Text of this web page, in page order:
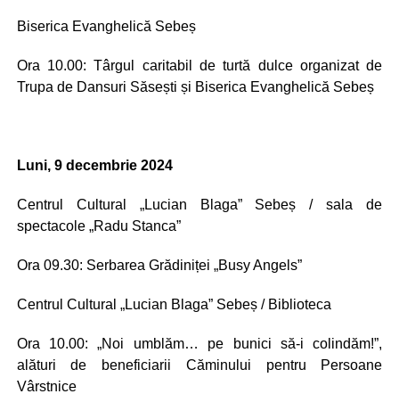
Biserica Evanghelică Sebeș
Ora 10.00: Târgul caritabil de turtă dulce organizat de
Trupa de Dansuri Săsești și Biserica Evanghelică Sebeș
Luni, 9 decembrie 2024
Centrul Cultural „Lucian Blaga” Sebeș / sala de
spectacole „Radu Stanca”
Ora 09.30: Serbarea Grădiniței „Busy Angels”
Centrul Cultural „Lucian Blaga” Sebeș / Biblioteca
Ora 10.00: „Noi umblăm… pe bunici să-i colindăm!”,
alături de beneficiarii Căminului pentru Persoane
Vârstnice